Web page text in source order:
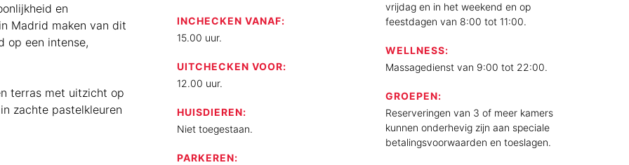
en
Madrid maken van dit
op een intense,
terras met uitzicht op
zachte pastelkleuren
INCHECKEN VANAF:
15.00 uur.
UITCHECKEN VOOR:
12.00 uur.
HUISDIEREN:
Niet toegestaan.
PARKEREN:
vrijdag en in het weekend en op
feestdagen van 8:00 tot 11:00.
WELLNESS:
Massagedienst van 9:00 tot 22:00.
GROEPEN:
Reserveringen van 3 of meer kamers
kunnen onderhevig zijn aan speciale
betalingsvoorwaarden en toeslagen.